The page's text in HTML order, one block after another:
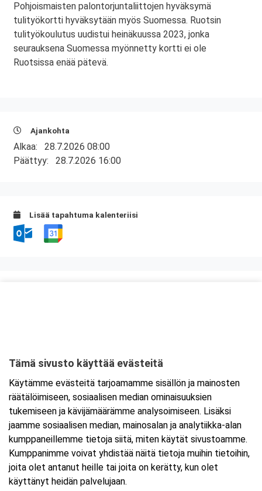
Pohjoismaisten palontorjuntaliittojen hyväksymä
tulityökortti hyväksytään myös Suomessa. Ruotsin
tulityökoulutus uudistui heinäkuussa 2023, jonka
seurauksena Suomessa myönnetty kortti ei ole
Ruotsissa enää pätevä.
Ajankohta
Alkaa: 28.7.2026 08:00
Päättyy: 28.7.2026 16:00
Lisää tapahtuma kalenteriisi
Tarkempi kartta ja ajo-ohjeet
Tämä sivusto käyttää evästeitä
Käytämme evästeitä tarjoamamme sisällön ja mainosten
räätälöimiseen, sosiaalisen median ominaisuuksien
tukemiseen ja kävijämäärämme analysoimiseen. Lisäksi
jaamme sosiaalisen median, mainosalan ja analytiikka-alan
kumppaneillemme tietoja siitä, miten käytät sivustoamme.
Kumppanimme voivat yhdistää näitä tietoja muihin tietoihin,
joita olet antanut heille tai joita on kerätty, kun olet
käyttänyt heidän palvelujaan.